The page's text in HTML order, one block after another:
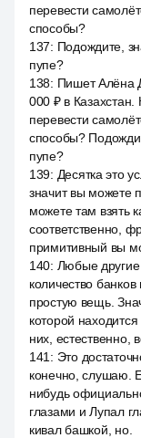
перевести
способы?
137: Подождите,
пупе?
138: Пишет Алёна
000 ₽ в
перевести
способы?
пупе?
139: Десятка это
значит вы можете
можете там взять
соответственно,
примитивный вы
140: Любые другие
количество
простую вещь.
которой
них, естественно,
141 : Это
конечно, слушаю.
нибудь
глазами и Лупал
кивал башкой, но.